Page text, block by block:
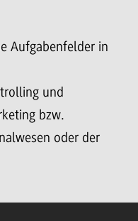
Aufgabenfelder in
und
bzw.
oder der